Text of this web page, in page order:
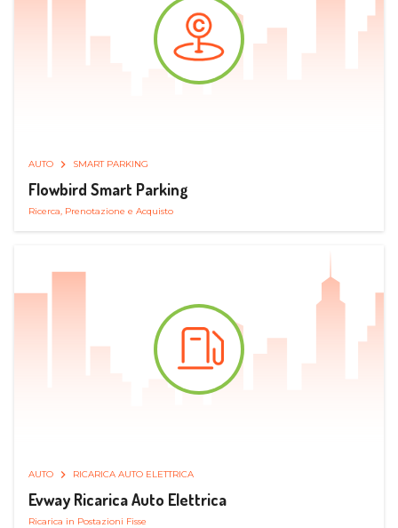
AUTO SMART PARKING
Flowbird Smart Parking
Ricerca, Prenotazione e Acquisto
AUTO RICARICA AUTO ELETTRICA
Evway Ricarica Auto Elettrica
Ricarica in Postazioni Fisse